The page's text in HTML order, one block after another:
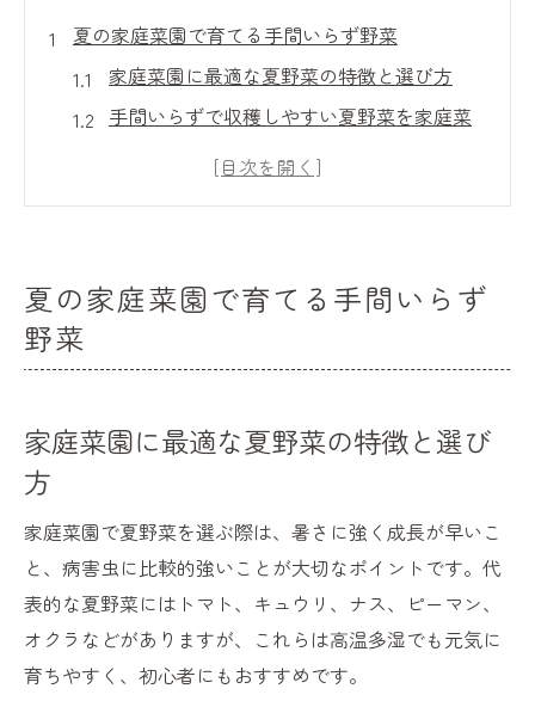
夏の家庭菜園で育てる手間いらず野菜
家庭菜園に最適な夏野菜の特徴と選び方
手間いらずで収穫しやすい夏野菜を家庭菜
園で育てるコツ
ンキング
家庭菜園初心者におすすめの夏野菜栽培テ
クニック
初心者が選ぶ育てやすい夏野菜とその理由
家庭菜園で人気の夏野菜おすすめポイント
まとめ
夏野菜栽培初心者が知っておくべき注意点
夏の家庭菜園で育てる手間いらず
野菜
家庭菜園に最適な夏野菜の特徴と選び
方
家庭菜園で夏野菜を選ぶ際は、暑さに強く成長が早いこ
と、病害虫に比較的強いことが大切なポイントです。代
表的な夏野菜にはトマト、キュウリ、ナス、ピーマン、
オクラなどがありますが、これらは高温多湿でも元気に
育ちやすく、初心者にもおすすめです。